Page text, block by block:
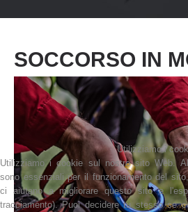
SOCCORSO IN
Utilizziamo i
Utilizziamo i cookie sul nostro sito Web.
sono essenziali per il funzionamento del
ci aiutano a migliorare questo sito e
tracciamento). Puoi decidere tu stesso se